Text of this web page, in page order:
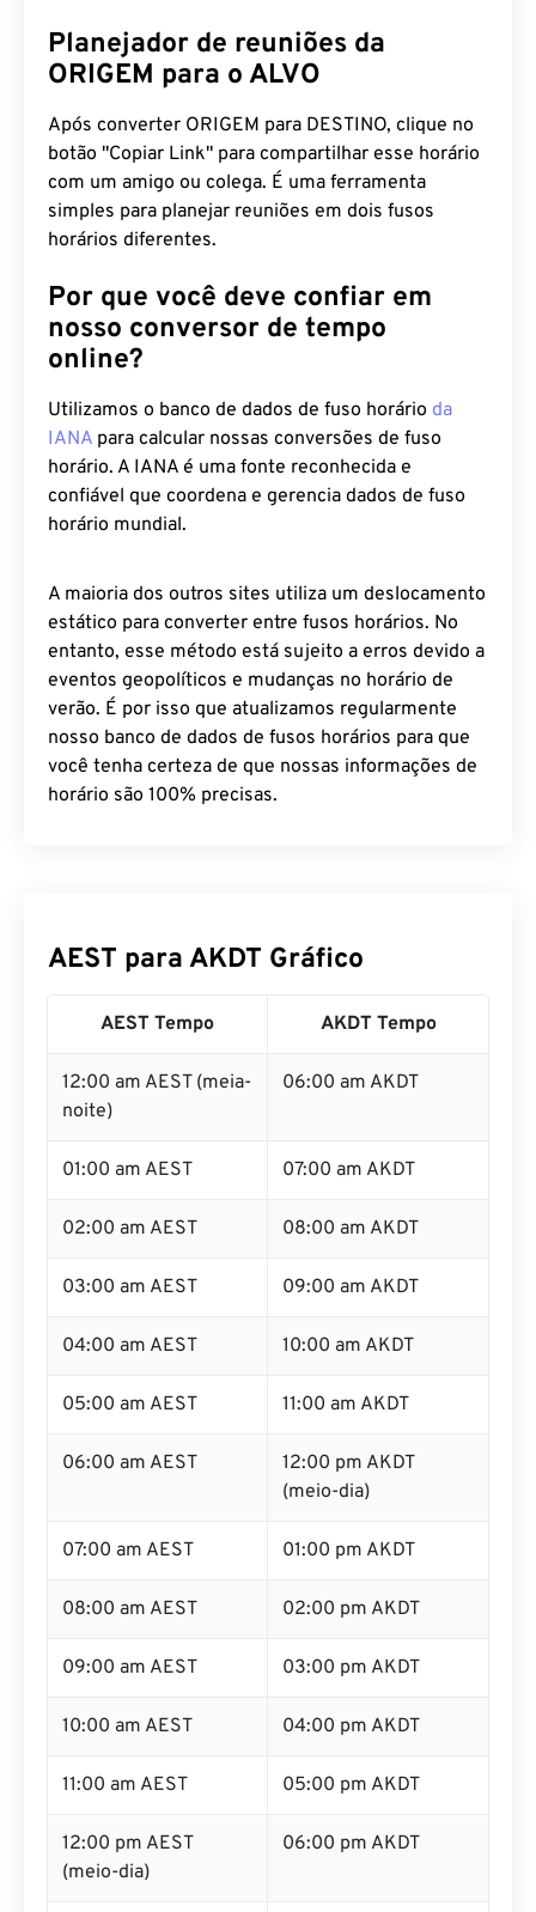
Planejador de reuniões da
ORIGEM para o ALVO
Após converter ORIGEM para DESTINO, clique no
botão "Copiar Link" para compartilhar esse horário
com um amigo ou colega. É uma ferramenta
simples para planejar reuniões em dois fusos
horários diferentes.
Por que você deve confiar em
nosso conversor de tempo
online?
Utilizamos o banco de dados de fuso horário da
IANA para calcular nossas conversões de fuso
horário. A IANA é uma fonte reconhecida e
confiável que coordena e gerencia dados de fuso
horário mundial.
A maioria dos outros sites utiliza um deslocamento
estático para converter entre fusos horários. No
entanto, esse método está sujeito a erros devido a
eventos geopolíticos e mudanças no horário de
verão. É por isso que atualizamos regularmente
nosso banco de dados de fusos horários para que
você tenha certeza de que nossas informações de
horário são 100% precisas.
AEST para AKDT Gráfico
AEST Tempo AKDT Tempo
12:00 am AEST (meia-
noite)
06:00 am AKDT
01:00 am AEST 07:00 am AKDT
02:00 am AEST 08:00 am AKDT
03:00 am AEST 09:00 am AKDT
04:00 am AEST 10:00 am AKDT
05:00 am AEST 11:00 am AKDT
06:00 am AEST
12:00 pm AKDT
(meio-dia)
07:00 am AEST 01:00 pm AKDT
08:00 am AEST 02:00 pm AKDT
09:00 am AEST 03:00 pm AKDT
10:00 am AEST 04:00 pm AKDT
11:00 am AEST 05:00 pm AKDT
12:00 pm AEST
(meio-dia)
06:00 pm AKDT